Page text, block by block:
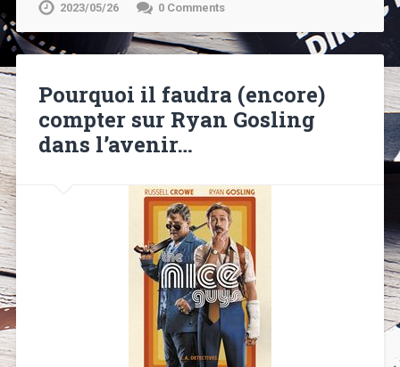
2023/05/26 0 Comments
Pourquoi il faudra (encore)
compter sur Ryan Gosling
dans l’avenir…